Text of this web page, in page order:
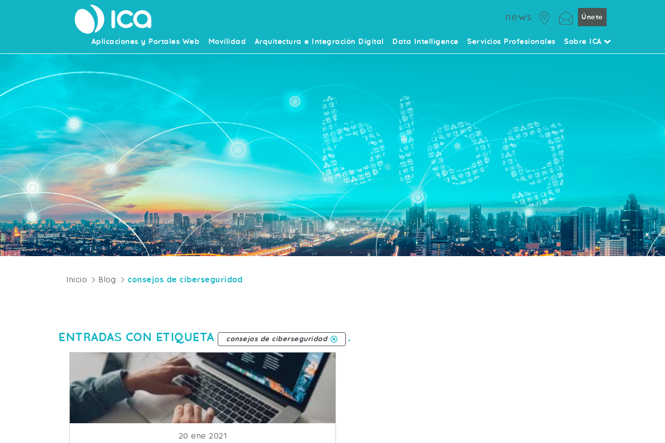
news Únete
Aplicaciones y Portales Web Movilidad Arquitectura e Integración Digital Data Intelligence Servicios Profesionales Sobre ICA
Inicio Blog consejos de ciberseguridad
ENTRADAS CON ETIQUETA consejos de ciberseguridad .
Fecha de publicacion
20 ene 2021